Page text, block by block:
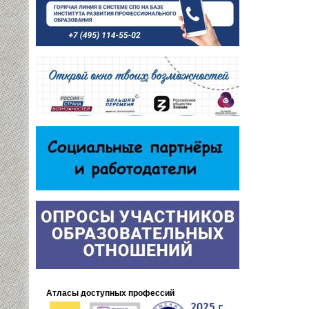
Атласы доступных профессий